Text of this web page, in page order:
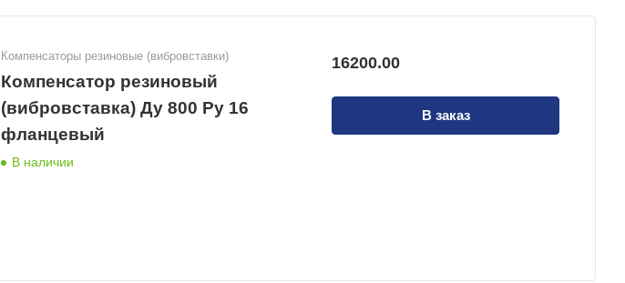
Компенсаторы резиновые (вибровставки)
Компенсатор резиновый
(вибровставка) Ду 800 Ру 16
фланцевый
В наличии
16200.00
В заказ